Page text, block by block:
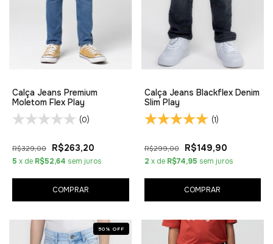
Calça Jeans Premium
Moletom Flex Play
(0)
R$329,00 R$263,20
5 x de R$52,64 sem juros
COMPRAR
Calça Jeans Blackflex Denim
Slim Play
(1)
R$299,00 R$149,90
2 x de R$74,95 sem juros
COMPRAR
50 % OFF